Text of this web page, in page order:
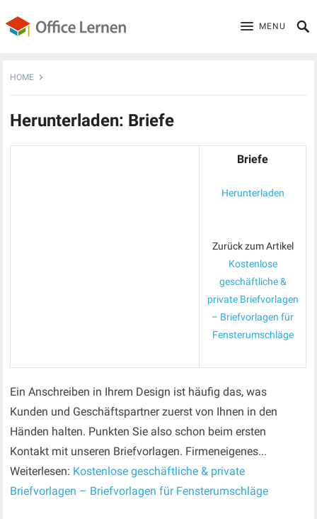
MENU
HOME
Herunterladen: Briefe
Briefe
Herunterladen
Zurück zum Artikel
Kostenlose
geschäftliche &
private Briefvorlagen
– Briefvorlagen für
Fensterumschläge
Ein Anschreiben in Ihrem Design ist häufig das, was
Kunden und Geschäftspartner zuerst von Ihnen in den
Händen halten. Punkten Sie also schon beim ersten
Kontakt mit unseren Briefvorlagen. Firmeneigenes...
Weiterlesen: Kostenlose geschäftliche & private
Briefvorlagen – Briefvorlagen für Fensterumschläge